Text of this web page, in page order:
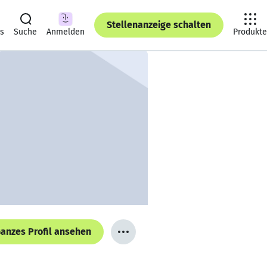
Suche Anmelden
Stellenanzeige schalten
Produkte
Profil ansehen